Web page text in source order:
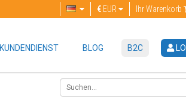
Ihr Warenkorb
€ EUR
KUNDENDIENST BLOG B2C